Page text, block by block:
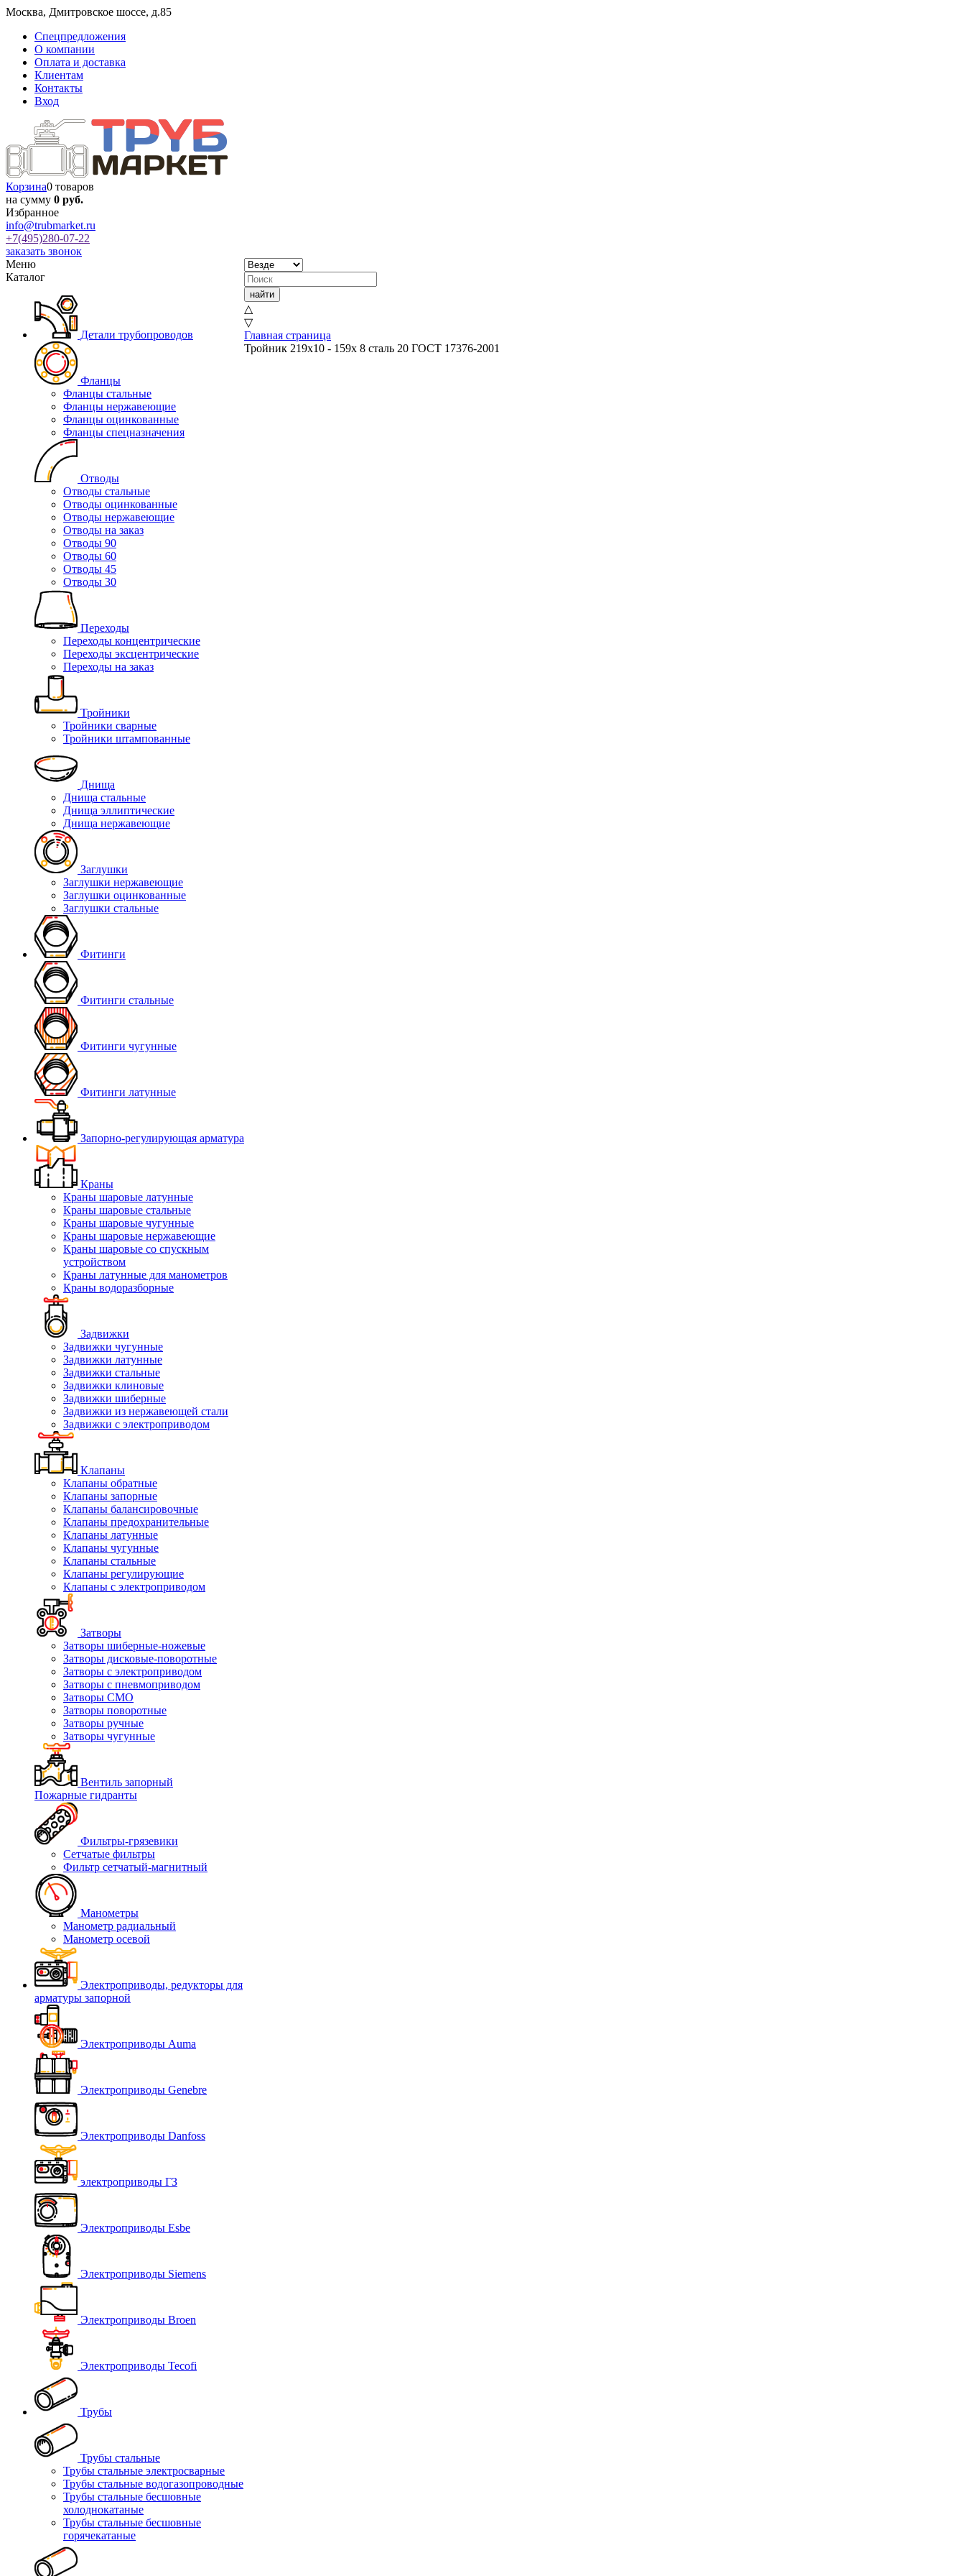
Москва, Дмитровское шоссе, д.85
Спецпредложения
О компании
Оплата и доставка
Клиентам
Контакты
Вход
Корзина0 товаров
на сумму 0 руб.
Избранное
info@trubmarket.ru
+7(495)280-07-22
заказать звонок
Меню
Каталог
Детали трубопроводов
Фланцы
Фланцы стальные
Фланцы нержавеющие
Фланцы оцинкованные
Фланцы спецназначения
Отводы
Отводы стальные
Отводы оцинкованные
Отводы нержавеющие
Отводы на заказ
Отводы 90
Отводы 60
Отводы 45
Отводы 30
Переходы
Переходы концентрические
Переходы эксцентрические
Переходы на заказ
Тройники
Тройники сварные
Тройники штампованные
Днища
Днища стальные
Днища эллиптические
Днища нержавеющие
Заглушки
Заглушки нержавеющие
Заглушки оцинкованные
Заглушки стальные
Фитинги
Фитинги стальные
Фитинги чугунные
Фитинги латунные
Запорно-регулирующая арматура
Краны
Краны шаровые латунные
Краны шаровые стальные
Краны шаровые чугунные
Краны шаровые нержавеющие
Краны шаровые со спускным
устройством
Краны латунные для манометров
Краны водоразборные
Задвижки
Задвижки чугунные
Задвижки латунные
Задвижки стальные
Задвижки клиновые
Задвижки шиберные
Задвижки из нержавеющей стали
Задвижки с электроприводом
Клапаны
Клапаны обратные
Клапаны запорные
Клапаны балансировочные
Клапаны предохранительные
Клапаны латунные
Клапаны чугунные
Клапаны стальные
Клапаны регулирующие
Клапаны с электроприводом
Затворы
Затворы шиберные-ножевые
Затворы дисковые-поворотные
Затворы с электроприводом
Затворы с пневмоприводом
Затворы СМО
Затворы поворотные
Затворы ручные
Затворы чугунные
Вентиль запорный
Пожарные гидранты
Фильтры-грязевики
Сетчатые фильтры
Фильтр сетчатый-магнитный
Манометры
Манометр радиальный
Манометр осевой
Электроприводы, редукторы для
арматуры запорной
Электроприводы Auma
Электроприводы Genebre
Электроприводы Danfoss
электроприводы ГЗ
Электроприводы Esbe
Электроприводы Siemens
Электроприводы Broen
Электроприводы Tecofi
Трубы
Трубы стальные
Трубы стальные электросварные
Трубы стальные водогазопроводные
Трубы стальные бесшовные
холоднокатаные
Трубы стальные бесшовные
горячекатаные
△
▽
Главная страница
Тройник 219х10 - 159х 8 сталь 20 ГОСТ 17376-2001